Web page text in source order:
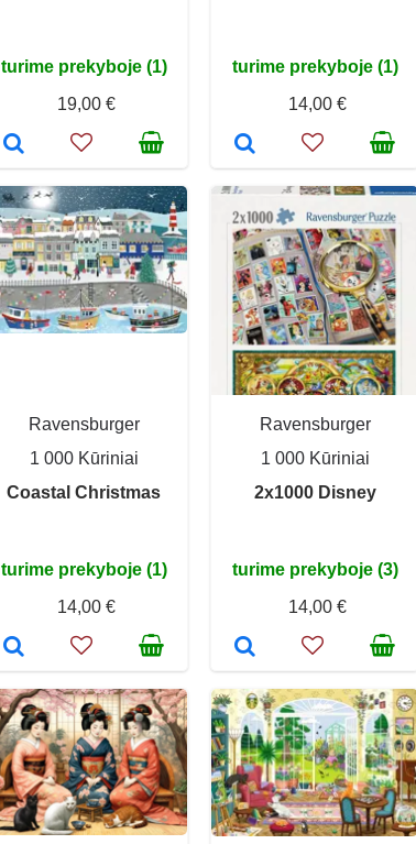
turime prekyboje (1)
19,00 €
turime prekyboje (1)
14,00 €
Ravensburger
1 000 Kūriniai
Coastal Christmas
turime prekyboje (1)
14,00 €
Ravensburger
1 000 Kūriniai
2x1000 Disney
turime prekyboje (3)
14,00 €